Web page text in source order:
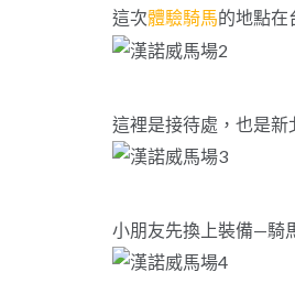
這次體驗騎馬的地點在
這裡是接待處，也是
小朋友先換上裝備—騎